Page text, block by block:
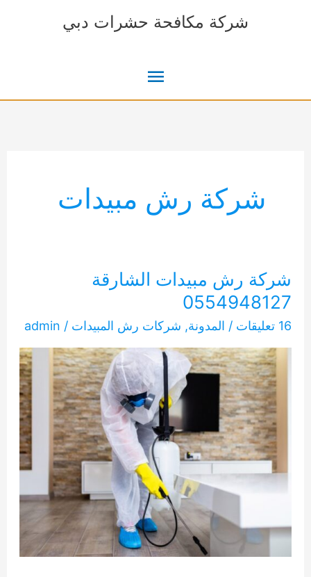
شركة مكافحة حشرات دبي
القائمة
شركة رش مبيدات
شركة رش مبيدات الشارقة
0554948127
16 تعليقات / المدونة, شركات رش المبيدات /
admin